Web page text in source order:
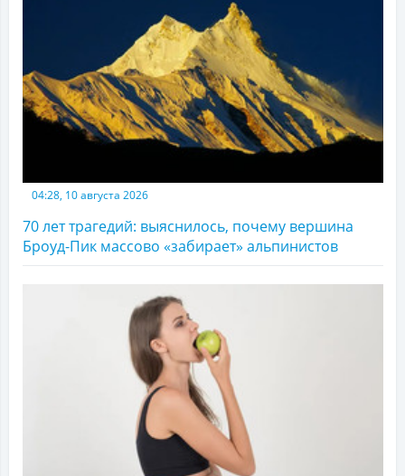
04:28, 10 августа 2026
70 лет трагедий: выяснилось, почему вершина
Броуд-Пик массово «забирает» альпинистов